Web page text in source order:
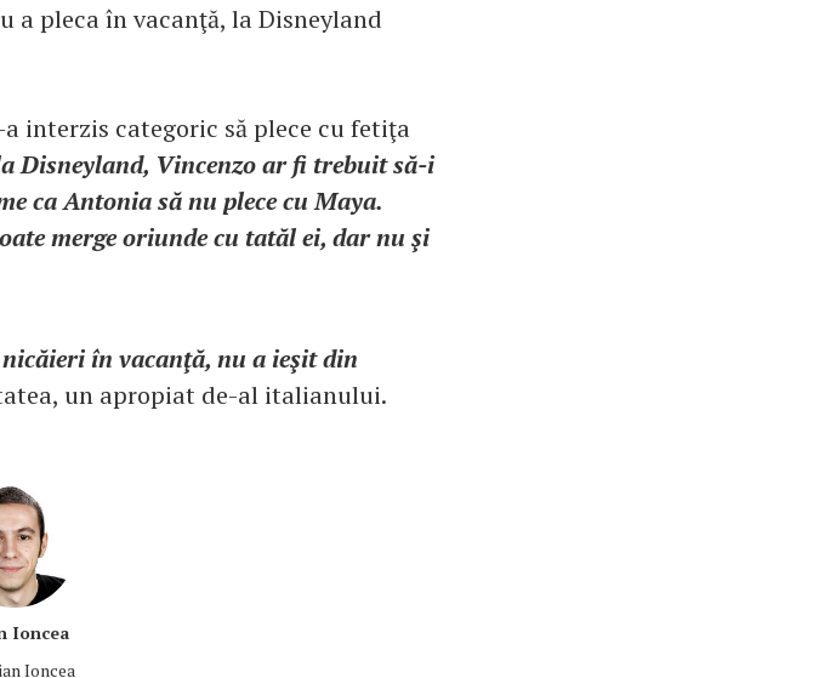
a pleca în vacanţă, la Disneyland
interzis categoric să plece cu fetiţa
Disneyland, Vincenzo ar fi trebuit să-i
ca Antonia să nu plece cu Maya.
merge oriunde cu tatăl ei, dar nu şi
în vacanţă, nu a ieşit din
un apropiat de-al italianului.
Ioncea
Ioncea